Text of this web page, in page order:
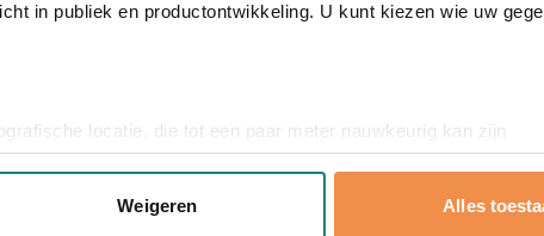
in publiek en productontwikkeling. U kunt kiezen wie uw
locatie, die tot een paar meter nauwkeurig kan zijn
te scannen op specifieke eigenschappen (fingerprinting)
in de Cookieverklaring.
Weigeren Alles